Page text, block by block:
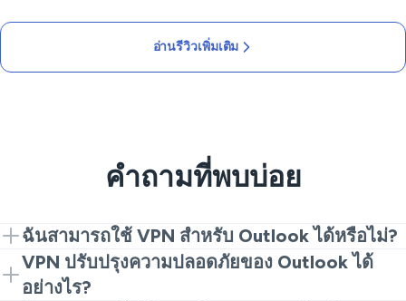
อ่านรีวิวเพิ่มเติม
คำถามที่พบบ่อย
ฉันสามารถใช้ VPN สำหรับ Outlook ได้หรือไม่?
แน่นอน! เชื่อมต่อ VeePN เพื่อเข้าถึง Outlook อย่าง
ปลอดภัยจากทุกที่.
VPN ปรับปรุงความปลอดภัยของ Outlook ได้
อย่างไร?